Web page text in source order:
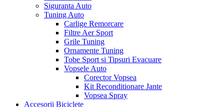
Siguranta Auto
Tuning Auto
Carlige Remorcare
Filtre Aer Sport
Grile Tuning
Ornamente Tuning
Tobe Sport si Tipsuri Evacuare
Vopsele Auto
Corector Vopsea
Kit Reconditionare Jante
Vopsea Spray
Accesorii Biciclete